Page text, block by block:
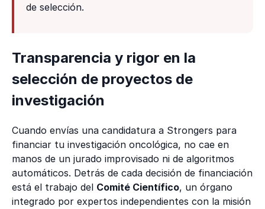
de selección.
Transparencia y rigor en la
selección de proyectos de
investigación
Cuando envías una candidatura a Strongers para
financiar tu investigación oncológica, no cae en
manos de un jurado improvisado ni de algoritmos
automáticos. Detrás de cada decisión de financiación
está el trabajo del Comité Científico, un órgano
integrado por expertos independientes con la misión